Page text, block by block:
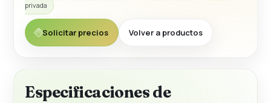
privada
Solicitar precios Volver a productos
Especificaciones de